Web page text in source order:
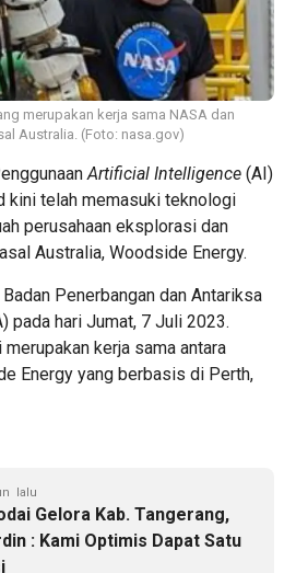
merupakan kerja sama NASA dan
Australia. (Foto: nasa.gov)
Artificial Intelligence (AI)
kini telah memasuki teknologi
perusahaan eksplorasi dan
Australia, Woodside Energy.
Penerbangan dan Antariksa
pada hari Jumat, 7 Juli 2023.
kerja sama antara
Energy yang berbasis di Perth,
lalu
Gelora Kab. Tangerang,
: Kami Optimis Dapat Satu